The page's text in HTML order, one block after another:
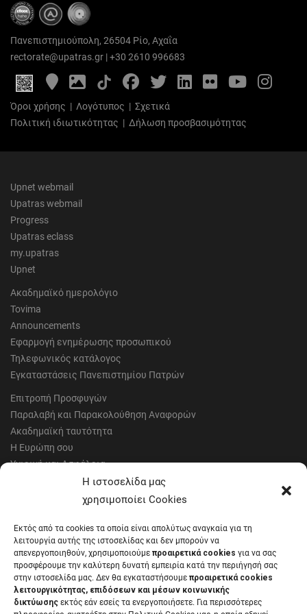
Η ιστοσελίδα μας
χρησιμοποίει Cookies
Εκτός από τα cookies τα οποία είναι απολύτως αναγκαία για τη
λειτουργία αυτής της ιστοσελίδας και δεν μπορούν να
απενεργοποιηθούν, χρησιμοποιούμε προαιρετικά cookies για να σας
προσφέρουμε την καλύτερη δυνατή εμπειρία κατά την περιήγησή σας
στην ιστοσελίδα μας. Δεν θα εγκαταστήσουμε προαιρετικά cookies
λειτουργικότητας, επιδόσεων και μέσων κοινωνικής
δικτύωσης εκτός εάν εσείς τα ενεργοποιήσετε. Για περισσότερες
Πανεπιστημιούπολη, 26504 Ρίο, Αχαΐα
rectorate@upatras.gr |+30 2610 996683
Google
Maps
Photo
Gallery
FacebookTwitterLinkedIn
FlickrYouTube
Όροι χρήσης | Λογότυπος | Σχετικά
Πολιτική ιδιωτικότητας | Δήλωση προσβασιμότητας
Upnet webmail
Upatras webmail
Progress
Upatras eclass
my.upatras
Upnet
Ακαδημαϊκό ημερολόγιο
Tovima
Announcements
Εφαρμογή ενημέρωσης προσωπικού
Τηλεφωνικός κατάλογος
Εγκαταστάσεις Πανεπιστημίου Πατρών
Επιτροπή Προσφυγών
Παραλαβή και Παρακολούθηση Αναφορών
Ακαδημαϊκή ταυτότητα
Η Ευρώπη σου
Υγιεινή και Ασφάλεια
Έντυπα Οικονομικής Υπηρεσίας
Έντυπα Διοικητικών Υπηρεσιών
Μητρώα αξιολογητών
Δημόσια Διαβούλευση
Συνεδριάσεις Συγκλήτου
Συνεδριάσεις Συμβουλίου Διοίκησης
EUNICoast European University